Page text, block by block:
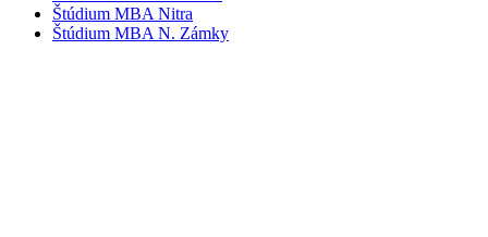
Štúdium MBA Nitra
Štúdium MBA N. Zámky